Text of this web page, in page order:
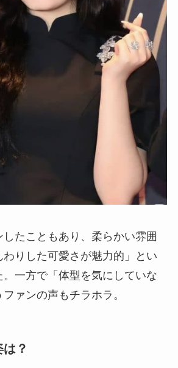
たこともあり、柔らかい雰囲
りした可愛さが魅力的」とい
。一方で「体型を気にしていな
ァンの声もチラホラ。
？